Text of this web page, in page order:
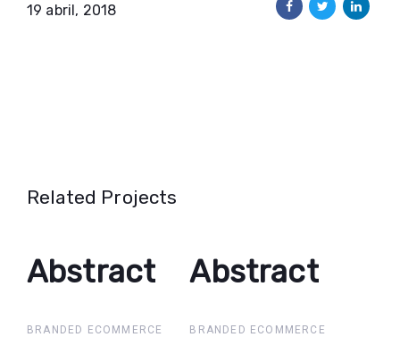
19 abril, 2018
Related Projects
Abstract
Abstract
BRANDED ECOMMERCE
Abstract
Abstract
BRANDED ECOMMERCE